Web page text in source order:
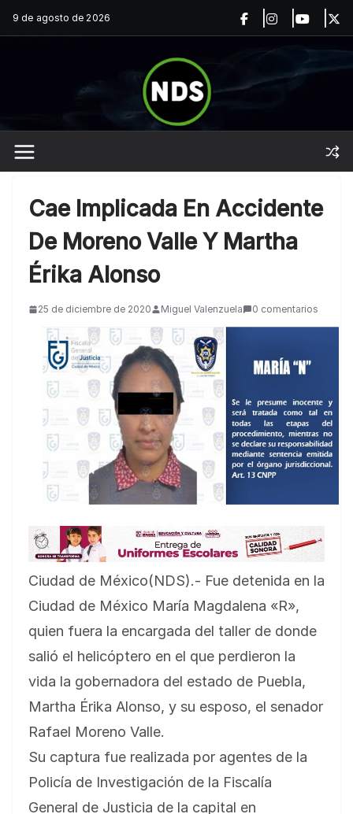
Saltar
al
9 de agosto de 2026
Cae Implicada En Accidente
De Moreno Valle Y Martha
Érika Alonso
25 de diciembre de 2020 Miguel Valenzuela 0 comentarios
Ciudad de México(NDS).- Fue detenida en la
Ciudad de México María Magdalena «R»,
quien fuera la encargada del taller de donde
salió el helicóptero en el que perdieron la
vida la gobernadora del estado de Puebla,
Martha Érika Alonso, y su esposo, el senador
Rafael Moreno Valle.
Su captura fue realizada por agentes de la
Policía de Investigación de la Fiscalía
General de Justicia de la capital en